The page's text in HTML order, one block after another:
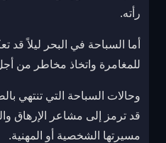
رأته.
أما السباحة في البحر ليلاً قد
للمغامرة واتخاذ مخاطر من
وحالات السباحة التي تنتهي
قد ترمز إلى مشاعر الإرهاق
مسيرتها الشخصية أو المهنية.